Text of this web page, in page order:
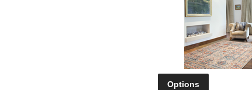
Options